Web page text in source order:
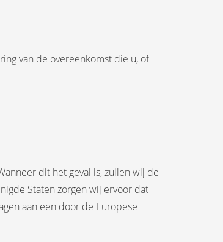
van de overeenkomst die u, of
dit het geval is, zullen wij de
Staten zorgen wij ervoor dat
aan een door de Europese